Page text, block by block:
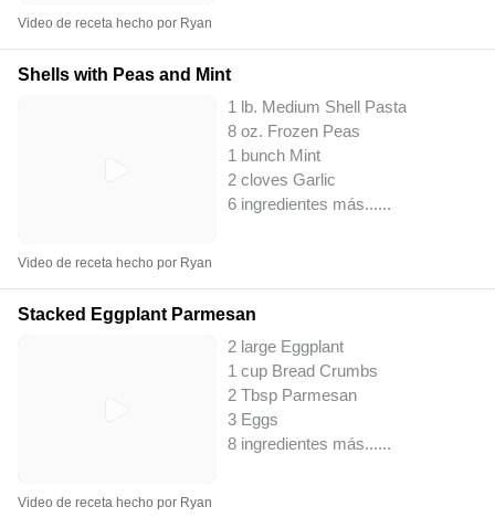
Video de receta hecho por Ryan
Shells with Peas and Mint
1 lb. Medium Shell Pasta
8 oz. Frozen Peas
1 bunch Mint
2 cloves Garlic
6 ingredientes más......
Video de receta hecho por Ryan
Stacked Eggplant Parmesan
2 large Eggplant
1 cup Bread Crumbs
2 Tbsp Parmesan
3 Eggs
8 ingredientes más......
Video de receta hecho por Ryan